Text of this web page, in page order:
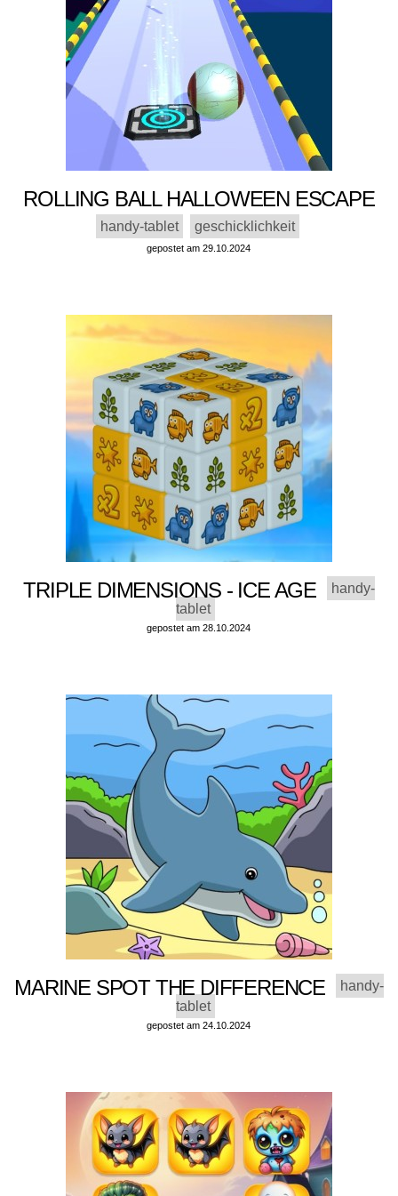
ROLLING BALL HALLOWEEN ESCAPE
handy-tablet geschicklichkeit
gepostet am 29.10.2024
TRIPLE DIMENSIONS - ICE AGE
handy-
tablet
gepostet am 28.10.2024
MARINE SPOT THE DIFFERENCE
handy-
tablet
gepostet am 24.10.2024